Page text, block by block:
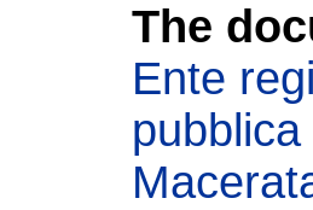
The
Ente